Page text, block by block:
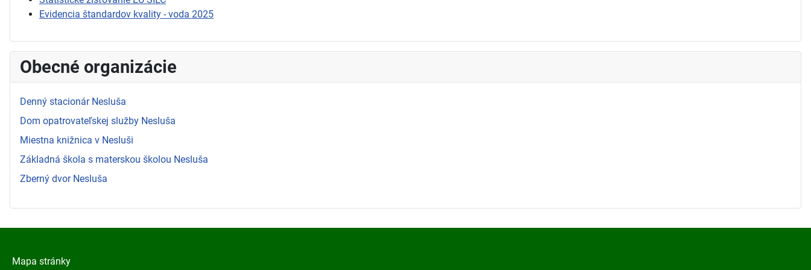
Evidencia štandardov kvality - voda 2025
Obecné organizácie
Denný stacionár Nesluša
Dom opatrovateľskej služby Nesluša
Miestna knižnica v Nesluši
Základná škola s materskou školou Nesluša
Zberný dvor Nesluša
Mapa stránky